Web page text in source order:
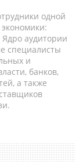
одной
аудитории
специалисты
и
банков,
а также